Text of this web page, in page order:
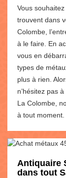
Vous
trouvent dans
Colombe,
à le faire. En
vous en
types de
plus à rien.
n’hésitez pas
La Colombe,
à tout moment.
Antiquaire
dans tout